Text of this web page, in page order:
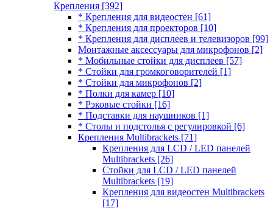
Крепления [392]
* Крепления для видеостен [61]
* Крепления для проекторов [10]
* Крепления для дисплеев и телевизоров [99]
Монтажные аксессуары для микрофонов [2]
* Мобильные стойки для дисплеев [57]
* Стойки для громкоговорителей [1]
* Стойки для микрофонов [2]
* Полки для камер [10]
* Рэковые стойки [16]
* Подставки для наушников [1]
* Столы и подстолья с регулировкой [6]
Крепления Multibrackets [71]
Крепления для LCD / LED панелей
Multibrackets [26]
Стойки для LCD / LED панелей
Multibrackets [19]
Крепления для видеостен Multibrackets
[17]